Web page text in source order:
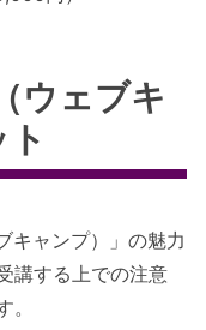
ウェブキ
キャンプ）」の魅力
講する上での注意